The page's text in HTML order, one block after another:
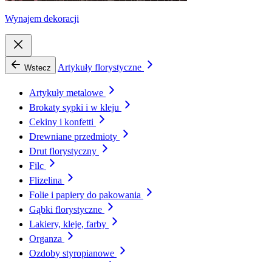
Wynajem dekoracji
Wstecz Artykuły florystyczne
Artykuły metalowe
Brokaty sypki i w kleju
Cekiny i konfetti
Drewniane przedmioty
Drut florystyczny
Filc
Flizelina
Folie i papiery do pakowania
Gąbki florystyczne
Lakiery, kleje, farby
Organza
Ozdoby styropianowe